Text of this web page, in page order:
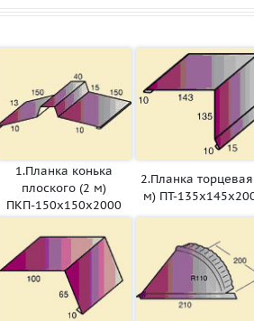
1.Планка конька
плоского (2 м)
ПКП-150х150х2000
2.Планка
м) ПТ-